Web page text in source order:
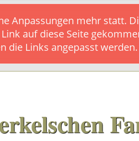
Anpassungen mehr statt.
auf diese Seite
Links angepasst